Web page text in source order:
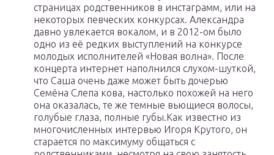
страницах родственников в инстаграмм, или на
некоторых певческих конкурсах. Александра
давно увлекается вокалом, и в 2012-ом было
одно из её редких выступлений на конкурсе
молодых исполнителей «Новая волна». После
концерта интернет наполнился слухом-шуткой,
что Саша очень даже может быть дочерью
Семёна Слепа кова, настолько похожей на него
она оказалась, те же темные вьющиеся волосы,
голубые глаза, полные губы.Как известно из
многочисленных интервью Игоря Крутого, он
старается по максимуму общаться с